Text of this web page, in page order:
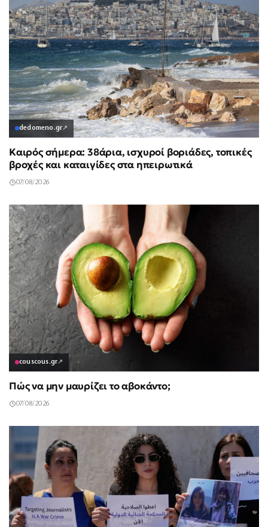
dedomeno.gr↗
Καιρός σήμερα: 38άρια, ισχυροί βοριάδες, τοπικές
βροχές και καταιγίδες στα ηπειρωτικά
07/08/2026
couscous.gr↗
Πώς να μην μαυρίζει το αβοκάντο;
07/08/2026